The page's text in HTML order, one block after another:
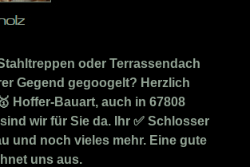
oder Terrassendach
Gegend gegoogelt? Herzlich
Hoffer-Bauart, auch in 67808
wir für Sie da. Ihr ✅ Schlosser
und noch vieles mehr. Eine gute
uns aus.